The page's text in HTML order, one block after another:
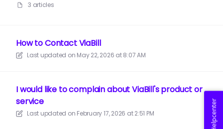
3 articles
How to Contact ViaBill
Last updated on May 22, 2026 at 8:07 AM
I would like to complain about ViaBill's product or
service
Last updated on February 17, 2026 at 2:51 PM Helpcenter